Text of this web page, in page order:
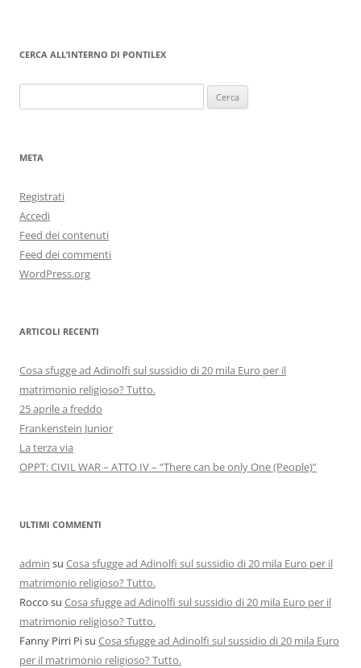
CERCA ALL’INTERNO DI PONTILEX
per:
META
Registrati
Accedi
Feed dei contenuti
Feed dei commenti
WordPress.org
ARTICOLI RECENTI
Cosa sfugge ad Adinolfi sul sussidio di 20 mila Euro per il
matrimonio religioso? Tutto.
25 aprile a freddo
Frankenstein Junior
La terza via
OPPT: CIVIL WAR – ATTO IV – “There can be only One (People)”
ULTIMI COMMENTI
admin su Cosa sfugge ad Adinolfi sul sussidio di 20 mila Euro per il
matrimonio religioso? Tutto.
Rocco su Cosa sfugge ad Adinolfi sul sussidio di 20 mila Euro per il
matrimonio religioso? Tutto.
Fanny Pirri Pisu Cosa sfugge ad Adinolfi sul sussidio di 20 mila Euro
per il matrimonio religioso? Tutto.